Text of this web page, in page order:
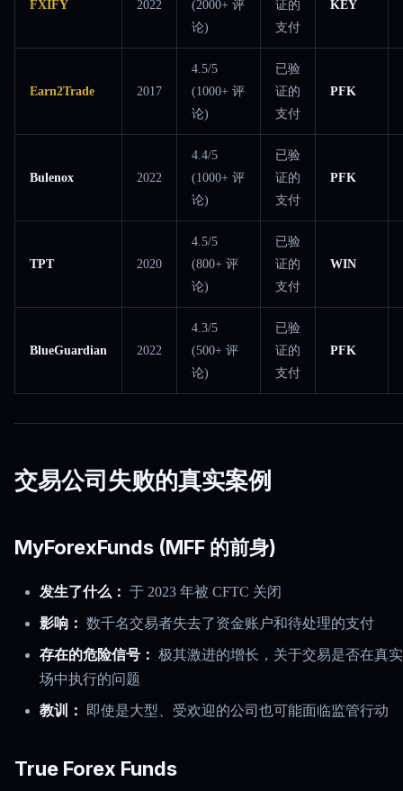
FXIFY 2022
(2000+ 评
论)
证的
支付
KEY
Earn2Trade 2017
4.5/5
(1000+ 评
论)
已验
证的
支付
PFK
Bulenox 2022
4.4/5
(1000+ 评
论)
已验
证的
支付
PFK
TPT 2020
4.5/5
(800+ 评
论)
已验
证的
支付
WIN
BlueGuardian 2022
4.3/5
(500+ 评
论)
已验
证的
支付
PFK
交易公司失败的真实案例
MyForexFunds (MFF 的前身)
发生了什么： 于 2023 年被 CFTC 关闭
影响： 数千名交易者失去了资金账户和待处理的支付
存在的危险信号： 极其激进的增长，关于交易是否在真
场中执行的问题
教训： 即使是大型、受欢迎的公司也可能面临监管行动
True Forex Funds